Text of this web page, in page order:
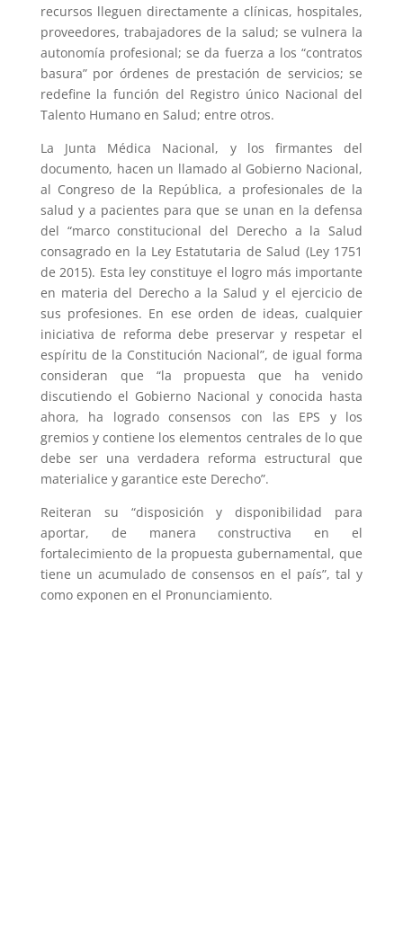
recursos lleguen directamente a clínicas, hospitales,
proveedores, trabajadores de la salud; se vulnera la
autonomía profesional; se da fuerza a los “contratos
basura” por órdenes de prestación de servicios; se
redefine la función del Registro único Nacional del
Talento Humano en Salud; entre otros.
La Junta Médica Nacional, y los firmantes del
documento, hacen un llamado al Gobierno Nacional,
al Congreso de la República, a profesionales de la
salud y a pacientes para que se unan en la defensa
del “marco constitucional del Derecho a la Salud
consagrado en la Ley Estatutaria de Salud (Ley 1751
de 2015). Esta ley constituye el logro más importante
en materia del Derecho a la Salud y el ejercicio de
sus profesiones. En ese orden de ideas, cualquier
iniciativa de reforma debe preservar y respetar el
espíritu de la Constitución Nacional”, de igual forma
consideran que “la propuesta que ha venido
discutiendo el Gobierno Nacional y conocida hasta
ahora, ha logrado consensos con las EPS y los
gremios y contiene los elementos centrales de lo que
debe ser una verdadera reforma estructural que
materialice y garantice este Derecho”.
Reiteran su “disposición y disponibilidad para
aportar, de manera constructiva en el
fortalecimiento de la propuesta gubernamental, que
tiene un acumulado de consensos en el país”, tal y
como exponen en el Pronunciamiento.